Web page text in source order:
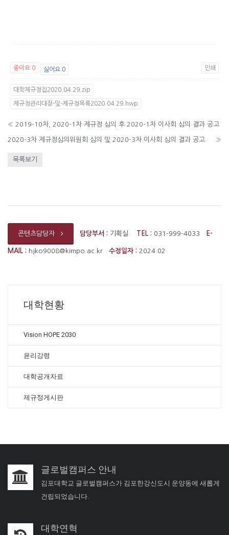
좋아요 0 싫어요 0 인쇄
대학제규정집2020.04.29.zip
제규정관리대장-및-제규정목록2020.04.29.hwp
« 2019-10차, 2020-1차 제규정 심의 후 2020-1차 이사회 심의 결과 공고
2020-3차 제규정심의위원회 심의 및 2020-3차 이사회 심의 결과 공고 »
목록보기
콘텐츠담당자 담당부서 : 기획실 TEL : 031-999-4033 E-
MAIL : hjko9008@kimpo.ac.kr 수정일자 : 2024.02
대학현황
Vision HOPE 2030
윤리강령
대학공개자료
제규정게시판
글로벌캠퍼스 안내
김포대학교 글로벌캠퍼스가 김포한강신도시 운양동에 새롭게
건립되었습니다.
대학연혁